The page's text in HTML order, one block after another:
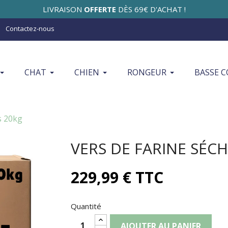
LIVRAISON OFFERTE DÈS 69€ D'ACHAT !
Contactez-nous
CHAT CHIEN RONGEUR BASSE
20kg
VERS DE FARINE
229,99 € TTC
Quantité